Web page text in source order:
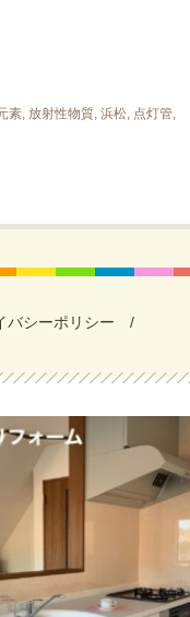
素, 放射性物質, 浜松, 点灯管,
バシーポリシー